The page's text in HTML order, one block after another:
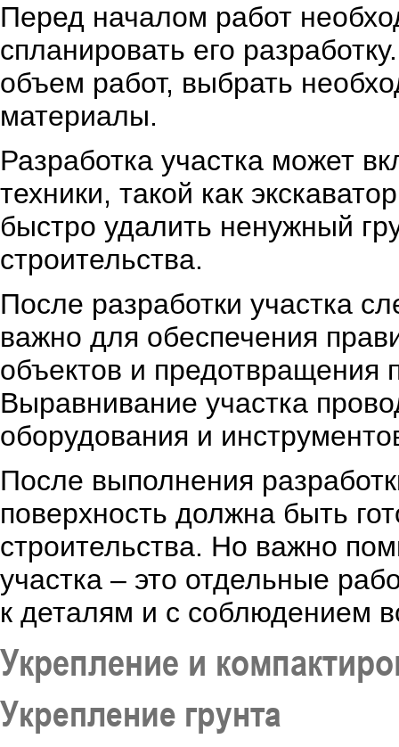
Перед началом работ
спланировать его
объем работ, выбрать
материалы.
Разработка участка может
техники, такой как
быстро удалить ненужный
строительства.
После разработки участка
важно для обеспечения
объектов и предотвращения
Выравнивание участка
оборудования и
После выполнения
поверхность должна быть
строительства. Но важно
участка – это отдельные
к деталям и с соблюдением
Укрепление и
Укрепление грунта